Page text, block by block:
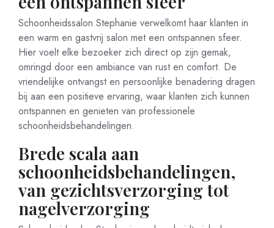
Schoonheidssalon Stephanie verwelkomt haar klanten in
een warm en gastvrij salon met een ontspannen sfeer.
Hier voelt elke bezoeker zich direct op zijn gemak,
omringd door een ambiance van rust en comfort. De
vriendelijke ontvangst en persoonlijke benadering dragen
bij aan een positieve ervaring, waar klanten zich kunnen
ontspannen en genieten van professionele
schoonheidsbehandelingen.
Brede scala aan
schoonheidsbehandelingen,
van gezichtsverzorging tot
nagelverzorging